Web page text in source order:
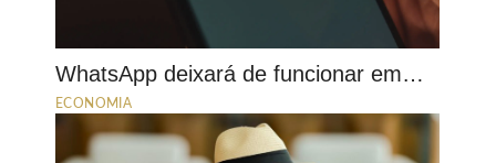
WhatsApp deixará de funcionar em…
ECONOMIA